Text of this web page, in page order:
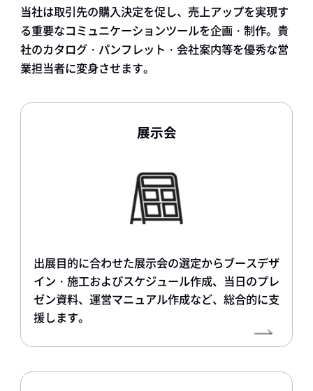
当社は取引先の購入決定を促し、売上アップを実現す
る重要なコミュニケーションツールを企画・制作。貴
社のカタログ・パンフレット・会社案内等を優秀な営
業担当者に変身させます。
展示会
出展目的に合わせた展示会の選定からブースデザ
イン・施工およびスケジュール作成、当日のプレ
ゼン資料、運営マニュアル作成など、総合的に支
援します。